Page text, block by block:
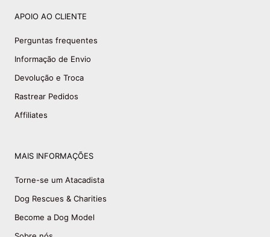
APOIO AO CLIENTE
Perguntas frequentes
Informação de Envio
Devolução e Troca
Rastrear Pedidos
Affiliates
MAIS INFORMAÇÕES
Torne-se um Atacadista
Dog Rescues & Charities
Become a Dog Model